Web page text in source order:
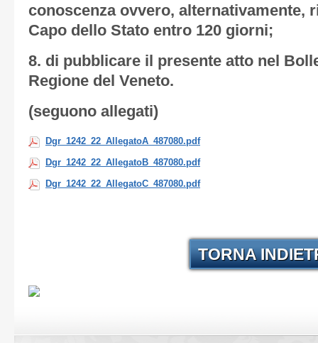
conoscenza ovvero, alternativamente,
Capo dello Stato entro 120 giorni;
8. di pubblicare il presente atto nel
Regione del Veneto.
(seguono allegati)
Dgr_1242_22_AllegatoA_487080.pdf
Dgr_1242_22_AllegatoB_487080.pdf
Dgr_1242_22_AllegatoC_487080.pdf
TORNA